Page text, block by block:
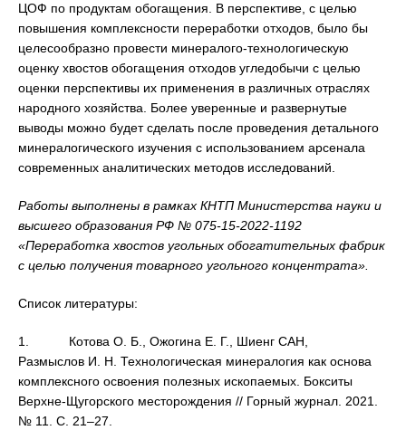
ЦОФ по продуктам обогащения. В перспективе, с целью
повышения комплексности переработки отходов, было бы
целесообразно провести минералого-технологическую
оценку хвостов обогащения отходов угледобычи с целью
оценки перспективы их применения в различных отраслях
народного хозяйства. Более уверенные и развернутые
выводы можно будет сделать после проведения детального
минералогического изучения с использованием арсенала
современных аналитических методов исследований.
Работы выполнены в рамках КНТП Министерства науки и
высшего образования РФ № 075-15-2022-1192
«Переработка хвостов угольных обогатительных фабрик
с целью получения товарного угольного концентрата».
Список литературы:
1. Котова О. Б., Ожогина Е. Г., Шиенг САН,
Размыслов И. Н. Технологическая минералогия как основа
комплексного освоения полезных ископаемых. Бокситы
Верхне-Щугорского месторождения // Горный журнал. 2021.
№ 11. С. 21–27.